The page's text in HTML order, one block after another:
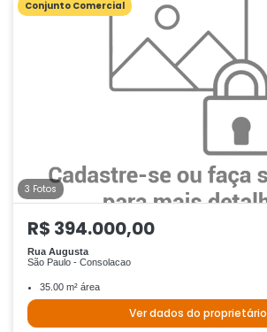
Conjunto Comercial
3 Fotos
R$ 394.000,00
Rua Augusta
São Paulo - Consolacao
35.00 m² área
Ver dados do proprietário